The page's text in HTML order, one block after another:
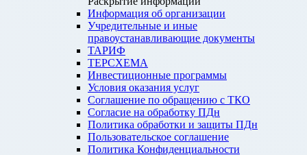
Информация об организации
Учредительные и иные
правоустанавливающие документы
ТАРИФ
ТЕРСХЕМА
Инвестиционные программы
Условия оказания услуг
Соглашение по обращению с ТКО
Согласие на обработку ПДн
Политика обработки и защиты ПДн
Пользовательское соглашение
Политика Конфиденциальности